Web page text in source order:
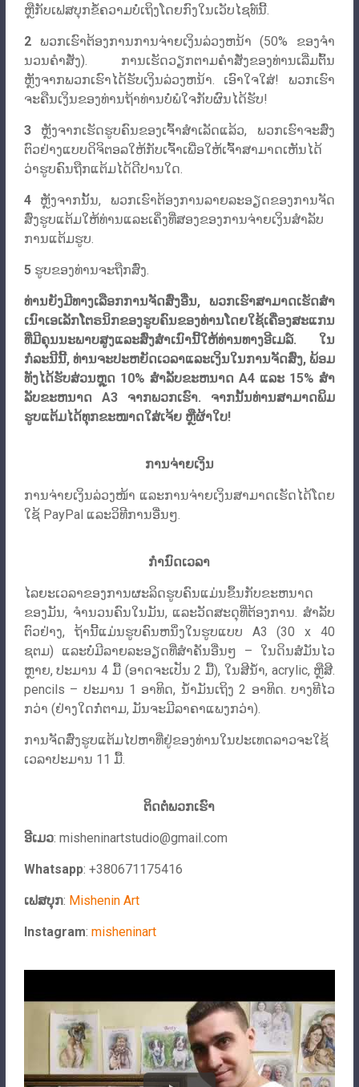
ຫຼື​ກັບ​ເຟ​ສ​ບຸກ​ຂໍ້​ຄວາມ​ບໍ່​ເຖິງ​ໂດຍ​ກົງ​ໃນ​ເວັບ​ໄຊ​ທ​໌​ນີ້​.
2ພວກເຮົາຕ້ອງການການຈ່າຍເງິນລ່ວງຫນ້າ (50% ຂອງຈໍາ
ນວນຄໍາສັ່ງ). ການເຮັດວຽກຕາມຄໍາສັ່ງຂອງທ່ານເລີ່ມຕົ້ນ
ຫຼັງຈາກພວກເຮົາໄດ້ຮັບເງິນລ່ວງຫນ້າ. ເອົາໃຈໃສ່! ພວກເຮົາ
ຈະຄືນເງິນຂອງທ່ານຖ້າທ່ານບໍ່ພໍໃຈກັບຜົນໄດ້ຮັບ!
3ຫຼັງຈາກເຮັດຮູບຄົນຂອງເຈົ້າສຳເລັດແລ້ວ, ພວກເຮົາຈະສົ່ງ
ຕົວຢ່າງແບບດິຈິຕອລໃຫ້ກັບເຈົ້າເພື່ອໃຫ້ເຈົ້າສາມາດເຫັນໄດ້
ວ່າຮູບຄົນຖືກແຕ້ມໄດ້ດີປານໃດ.
4ຫຼັງຈາກນັ້ນ, ພວກເຮົາຕ້ອງການລາຍລະອຽດຂອງການຈັດ
ສົ່ງຮູບແຕ້ມໃຫ້ທ່ານແລະເຄິ່ງທີ່ສອງຂອງການຈ່າຍເງິນສໍາລັບ
ການແຕ້ມຮູບ.
5ຮູບຂອງທ່ານຈະຖືກສົ່ງ.
ທ່ານຍັງມີທາງເລືອກການຈັດສົ່ງອື່ນ, ພວກເຮົາສາມາດເຮັດສໍາ
ເນົາເອເລັກໂຕຣນິກຂອງຮູບຄົນຂອງທ່ານໂດຍໃຊ້ເຄື່ອງສະແກນ
ທີ່ມີຄຸນນະພາບສູງແລະສົ່ງສໍາເນົານີ້ໃຫ້ທ່ານທາງອີເມລ໌. ໃນ
ກໍລະນີນີ້, ທ່ານຈະປະຫຍັດເວລາແລະເງິນໃນການຈັດສົ່ງ, ພ້ອມ
ທັງໄດ້ຮັບສ່ວນຫຼຸດ 10% ສໍາລັບຂະຫນາດ A4 ແລະ 15% ສໍາ
ລັບຂະຫນາດ A3 ຈາກພວກເຮົາ. ຈາກນັ້ນທ່ານສາມາດພິມ
ຮູບແຕ້ມໄດ້ທຸກຂະໜາດໃສ່ເຈ້ຍ ຫຼືຜ້າໃບ!
ການຈ່າຍເງິນ
ການຈ່າຍເງິນລ່ວງໜ້າ ແລະການຈ່າຍເງິນສາມາດເຮັດໄດ້ໂດຍ
ໃຊ້ PayPal ແລະວິທີການອື່ນໆ.
ກຳນົດເວລາ
ໄລຍະເວລາຂອງການຜະລິດຮູບຄົນແມ່ນຂຶ້ນກັບຂະຫນາດ
ຂອງມັນ, ຈໍານວນຄົນໃນມັນ, ແລະວັດສະດຸທີ່ຕ້ອງການ. ສໍາລັບ
ຕົວຢ່າງ, ຖ້ານີ້ແມ່ນຮູບຄົນຫນຶ່ງໃນຮູບແບບ A3 (30 x 40
ຊຕມ) ແລະບໍ່ມີລາຍລະອຽດທີ່ສໍາຄັນອື່ນໆ – ໃນດິນສໍມັນໄວ
ຫຼາຍ, ປະມານ 4 ມື້ (ອາດຈະເປັນ 2 ມື້), ໃນສີນ້ໍາ, acrylic, ຫຼືສີ.
pencils – ປະມານ 1 ອາທິດ, ນ້ໍາມັນເຖິງ 2 ອາທິດ. ບາງທີໄວ
ກວ່າ (ຢ່າງໃດກໍ່ຕາມ, ມັນຈະມີລາຄາແພງກວ່າ).
ການຈັດສົ່ງຮູບແຕ້ມໄປຫາທີ່ຢູ່ຂອງທ່ານໃນປະເທດລາວຈະໃຊ້
ເວລາປະມານ 11 ມື້.
ຕິດ​ຕໍ່​ພວກ​ເຮົາ
ອີເມວ: misheninartstudio@gmail.com
Whatsapp: +380671175416
ເຟສບຸກ: Mishenin Art
Instagram: misheninart